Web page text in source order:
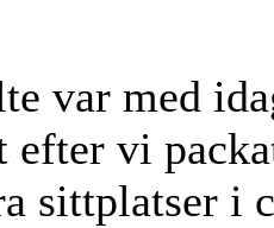
var med
efter vi
sittplatser i